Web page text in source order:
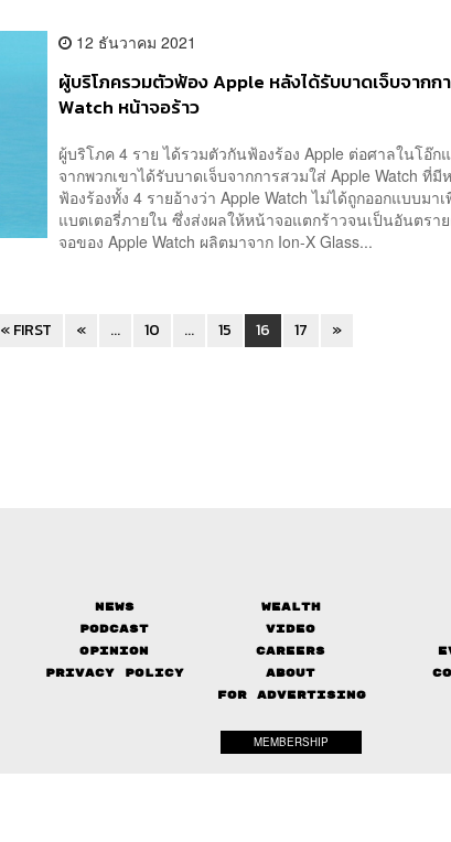
12 ธันวาคม 2021
ผู้บริโภครวมตัวฟ้อง Apple หลังได้รับบาดเจ็บจากก
Watch หน้าจอร้าว
ผู้บริโภค 4 ราย ได้รวมตัวกันฟ้องร้อง Apple ต่อศาลในโอ๊
จากพวกเขาได้รับบาดเจ็บจากการสวมใส่ Apple Watch ที่
ฟ้องร้องทั้ง 4 รายอ้างว่า Apple Watch ไม่ได้ถูกออกแบบมา
แบตเตอรี่ภายใน ซึ่งส่งผลให้หน้าจอแตกร้าวจนเป็นอันตร
จอของ Apple Watch ผลิตมาจาก Ion-X Glass...
« FIRST « ... 10 ... 15 16 17 »
News Wealth
Podcast
Video
Opinion
Careers
Privacy Policy
About
FOR ADVERTISING
MEMBERSHIP